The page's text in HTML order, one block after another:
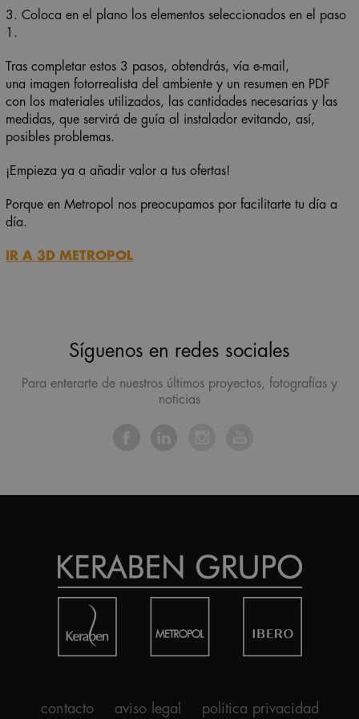
3. Coloca en el plano los elementos seleccionados en el paso
1.
Tras completar estos 3 pasos, obtendrás, vía e-mail,
una imagen fotorrealista del ambiente y un resumen en PDF
con los materiales utilizados, las cantidades necesarias y las
medidas, que servirá de guía al instalador evitando, así,
posibles problemas.
¡Empieza ya a añadir valor a tus ofertas!
Porque en Metropol nos preocupamos por facilitarte tu día a
día.
IR A 3D METROPOL
Síguenos en redes sociales
Para enterarte de nuestros últimos proyectos, fotografías y
noticias
contacto aviso legal política privacidad